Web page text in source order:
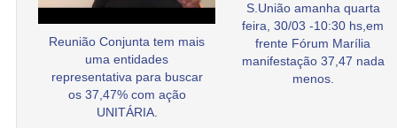
Reunião Conjunta tem mais
uma entidades
representativa para buscar
os 37,47% com ação
UNITÁRIA.
S.União amanha quarta
feira, 30/03 -10:30 hs,em
frente Fórum Marília
manifestação 37,47 nada
menos.